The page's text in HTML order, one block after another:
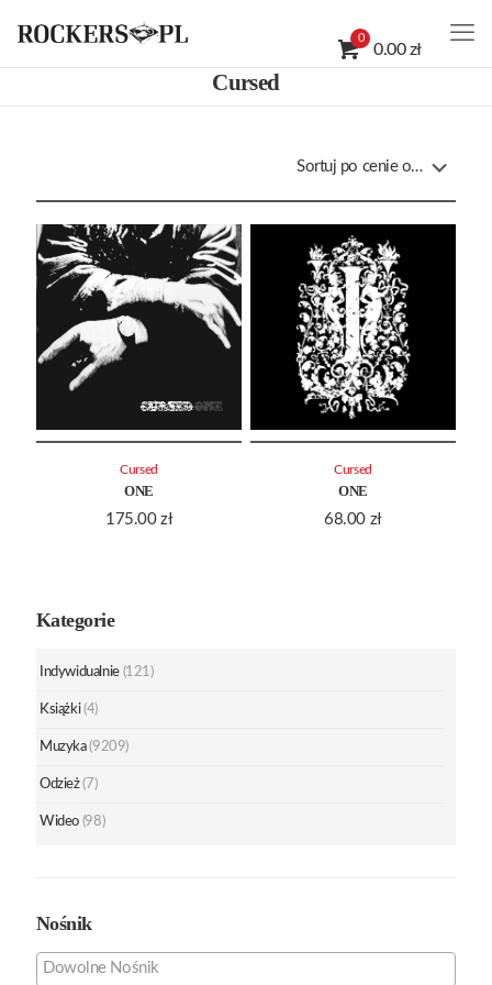
0
0.00 zł
Cursed
ONE
175.00 zł
Cursed
ONE
68.00 zł
Cursed
Kategorie
Indywidualnie (121)
Książki (4)
Muzyka (9209)
Odzież (7)
Wideo (98)
Nośnik